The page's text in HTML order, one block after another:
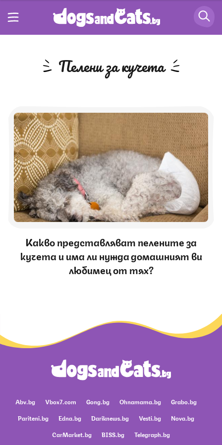
пелени за кучета
Какво представляват пелените за
кучета и има ли нужда домашният ви
любимец от тях?
Abv.bg Vbox7.com Gong.bg Ohnamama.bg
Grabo.bg
Pariteni.bg
Edna.bg Dariknews.bg Vesti.bg
Nova.bg
CarMarket.bg
BISS.bg Telegraph.bg